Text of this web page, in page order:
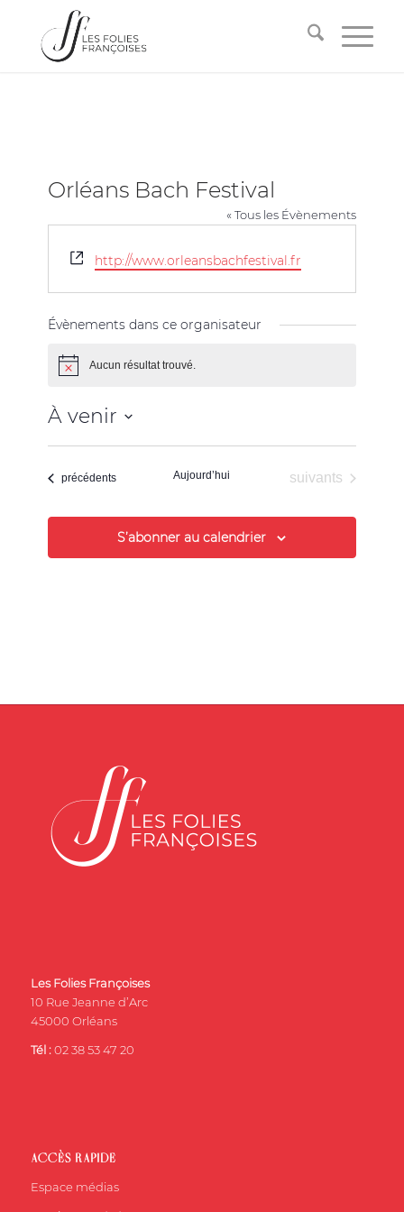
Orléans Bach Festival
« Tous les Évènements
Site
web
http://www.orleansbachfestival.fr
Évènements dans ce organisateur
NoticeAucun résultat trouvé.
À venir
date.Évènements
précédents Aujourd’hui Évènements
suivants
S’abonner au calendrier
Les Folies Françoises
10 Rue Jeanne d’Arc
45000 Orléans
Tél : 02 38 53 47 20
ACCÈS RAPIDE
Espace médias